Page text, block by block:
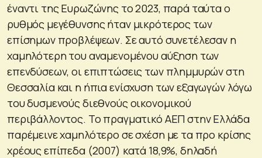
έναντι της Ευρωζώνης το 2023, παρά ταύτα ο
ρυθμός μεγέθυνσης ήταν μικρότερος των
επίσημων προβλέψεων. Σε αυτό συνετέλεσαν η
χαμηλότερη του αναμενομένου αύξηση των
επενδύσεων, οι επιπτώσεις των πλημμυρών στη
Θεσσαλία και η ήπια ενίσχυση των εξαγωγών λόγω
του δυσμενούς διεθνούς οικονομικού
περιβάλλοντος. Το πραγματικό ΑΕΠ στην Ελλάδα
παρέμεινε χαμηλότερο σε σχέση με τα προ κρίσης
χρέους επίπεδα (2007) κατά 18,9%, δηλαδή